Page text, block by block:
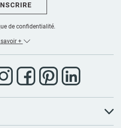
de confidentialité.
savoir +